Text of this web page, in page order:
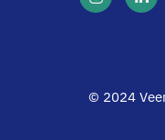
© 2024